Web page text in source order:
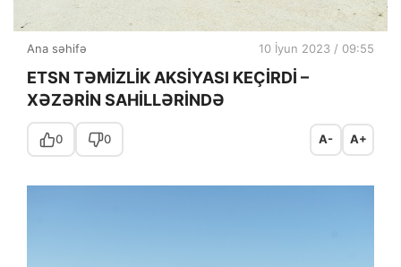
Ana səhifə 10 İyun 2023 / 09:55
ETSN TƏMİZLİK AKSİYASI KEÇİRDİ –
XƏZƏRİN SAHİLLƏRİNDƏ
0 0 A- A+